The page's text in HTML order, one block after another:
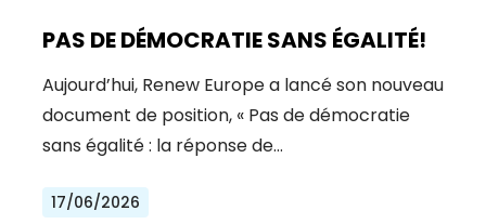
PAS DE DÉMOCRATIE SANS ÉGALITÉ!
Aujourd’hui, Renew Europe a lancé son nouveau
document de position, « Pas de démocratie
sans égalité : la réponse de…
17/06/2026